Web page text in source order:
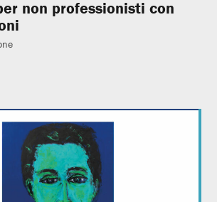
non professionisti con